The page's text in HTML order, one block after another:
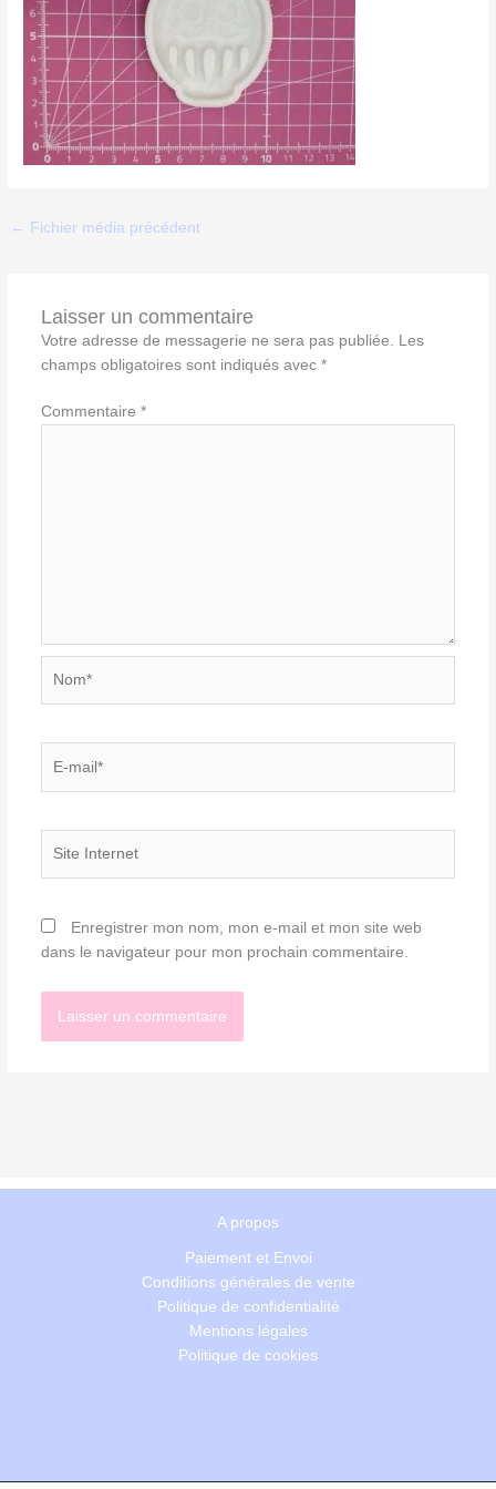
← Fichier média précédent
Laisser un commentaire
Votre adresse de messagerie ne sera pas publiée.
Les
champs obligatoires sont indiqués avec *
Commentaire *
mail*
Enregistrer mon nom, mon e-mail et mon site web
dans le navigateur pour mon prochain commentaire.
A propos
Paiement et Envoi
Conditions générales de vente
Politique de confidentialité
Mentions légales
Politique de cookies